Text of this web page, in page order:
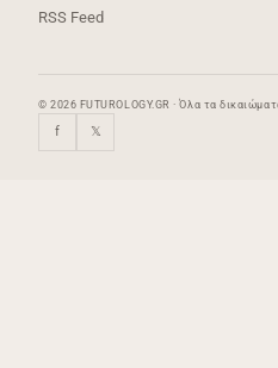
RSS Feed
© 2026 FUTUROLOGY.GR · Όλα τα
f 𝕏